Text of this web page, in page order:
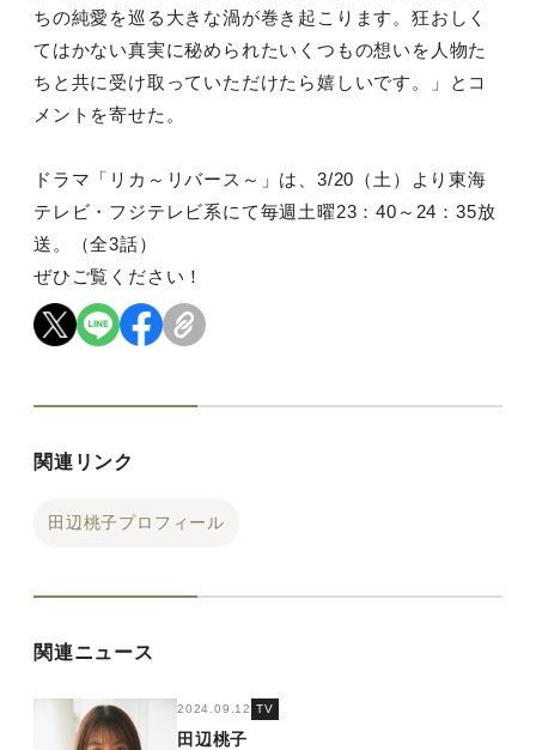
ちの純愛を巡る大きな渦が巻き起こります。狂おしく
てはかない真実に秘められたいくつもの想いを人物た
ちと共に受け取っていただけたら嬉しいです。」とコ
メントを寄せた。
ドラマ「リカ～リバース～」は、3/20（土）より東海
テレビ・フジテレビ系にて毎週土曜23：40～24：35放
送。（全3話）
ぜひご覧ください！
関連リンク
田辺桃子プロフィール
関連ニュース
2024.09.12 TV
田辺桃子